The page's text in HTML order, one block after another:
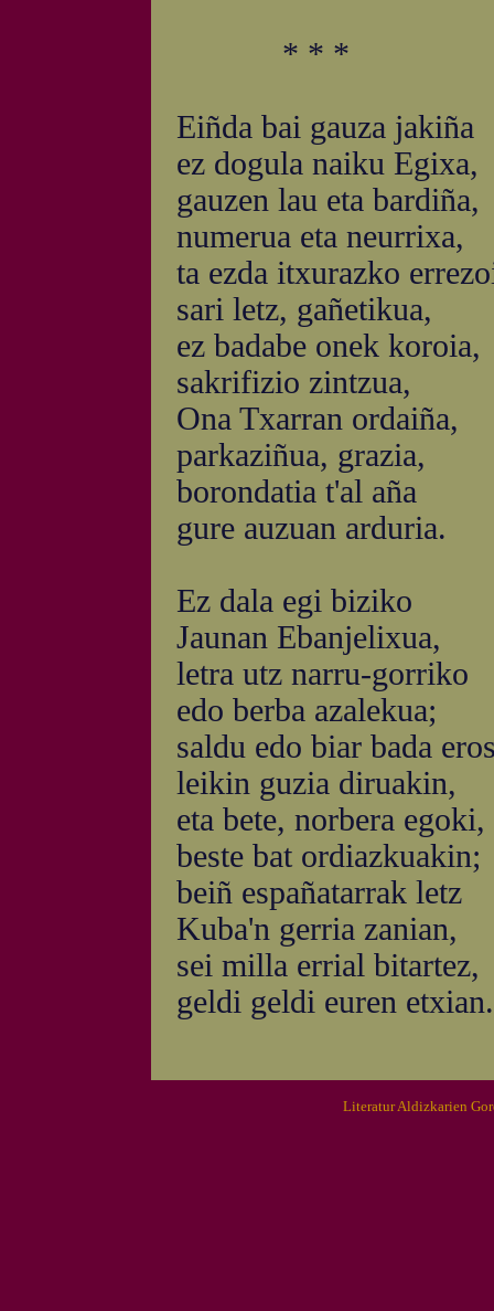
* * *
Eiñda bai gauza jakiña
ez dogula naiku Egixa,
gauzen lau eta bardiña,
numerua eta neurrixa,
ta ezda itxurazko
sari letz, gañetikua,
ez badabe onek koroia,
sakrifizio zintzua,
Ona Txarran ordaiña,
parkaziñua, grazia,
borondatia t'al aña
gure auzuan arduria.
Ez dala egi biziko
Jaunan Ebanjelixua,
letra utz narru-gorriko
edo berba azalekua;
saldu edo biar bada
leikin guzia diruakin,
eta bete, norbera egoki,
beste bat ordiazkuakin;
beiñ españatarrak letz
Kuba'n gerria zanian,
sei milla errial bitartez,
geldi geldi euren etxian.
Literatur Aldizkarien